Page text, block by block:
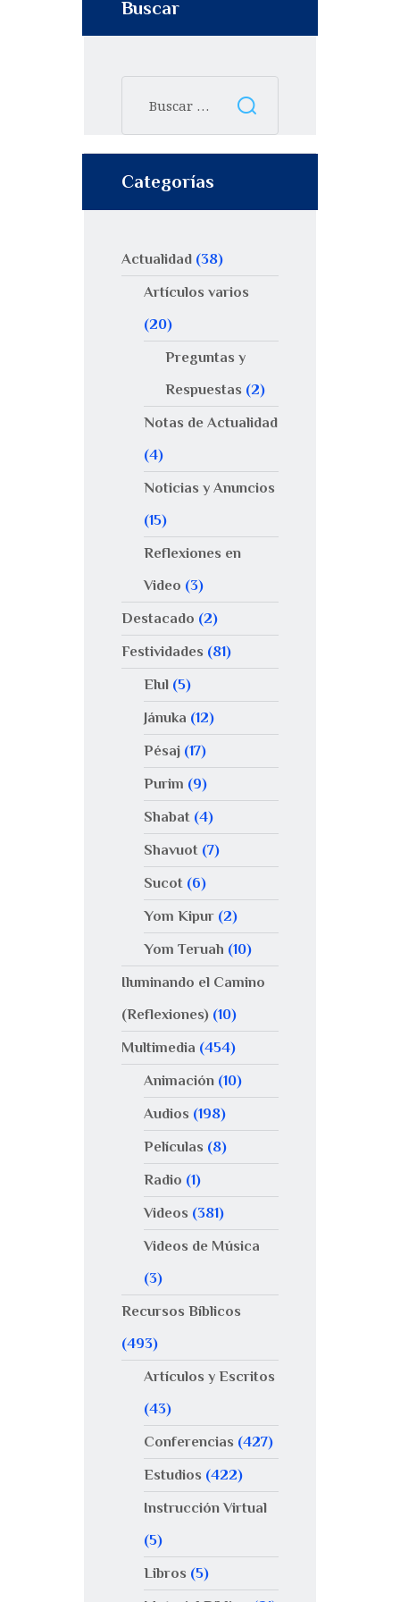
Buscar
Categorías
Actualidad (38)
Artículos varios
(20)
Preguntas y
Respuestas (2)
Notas de Actualidad
(4)
Noticias y Anuncios
(15)
Reflexiones en
Video (3)
Destacado (2)
Festividades (81)
Elul(5)
Jánuka (12)
Pésaj(17)
Purim (9)
Shabat(4)
Shavuot(7)
Sucot(6)
Yom Kipur(2)
Yom Teruah (10)
Iluminando el Camino
(Reflexiones) (10)
Multimedia (454)
Animación(10)
Audios (198)
Películas (8)
Radio (1)
Videos (381)
Videos de Música
(3)
Recursos Bíblicos
(493)
Artículos y Escritos
(43)
Conferencias (427)
Estudios (422)
Instrucción Virtual
(5)
Libros (5)